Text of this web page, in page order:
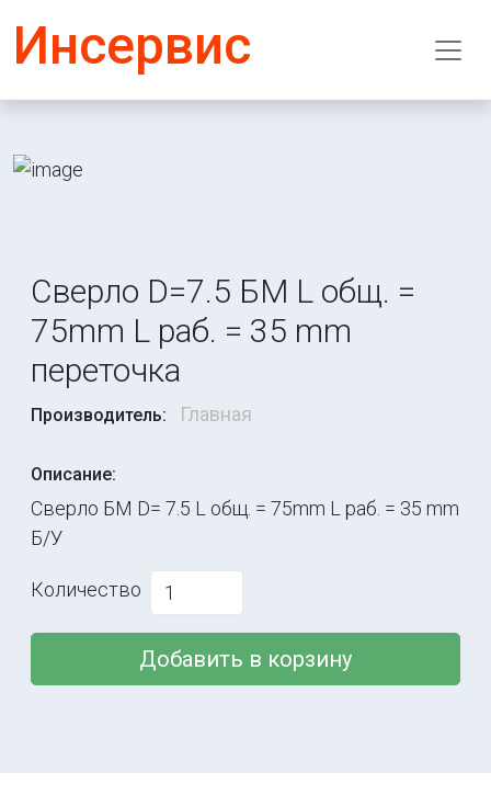
Инсервис
Сверло D=7.5 БМ L общ. =
75mm L раб. = 35 mm
переточка
Производитель: Главная
Описание:
Сверло БМ D= 7.5 L общ. = 75mm L раб. = 35 mm
Б/У
Количество
Добавить в корзину